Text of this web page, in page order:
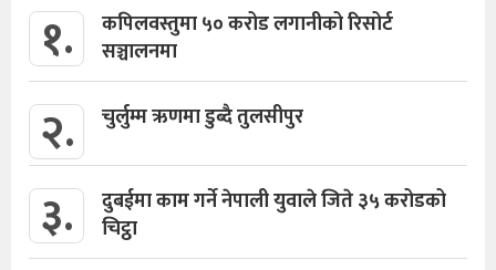
१.
कपिलवस्तुमा ५० करोड लगानीको रिसोर्ट
सञ्चालनमा
२. चुर्लुम्म ऋणमा डुब्दै तुलसीपुर
३.
दुबईमा काम गर्ने नेपाली युवाले जिते ३५ करोडको
चिट्ठा